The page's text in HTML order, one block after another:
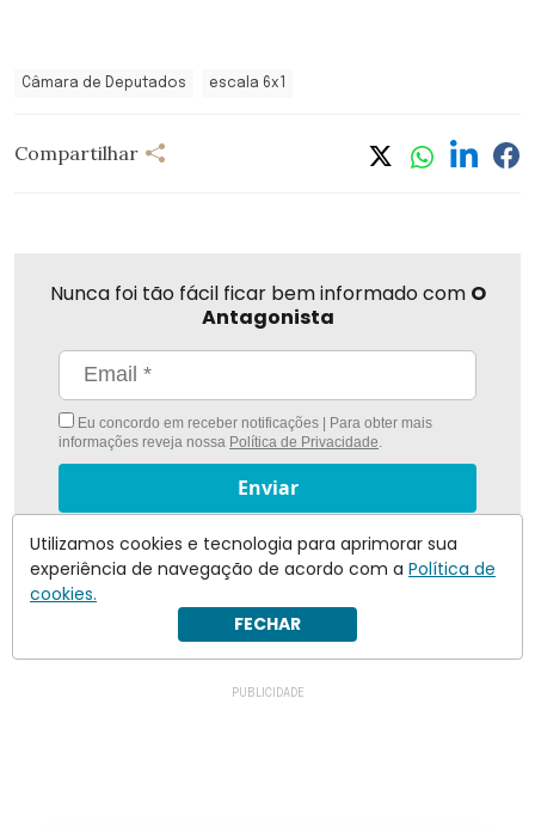
Câmara de Deputados escala 6x1
Compartilhar
Nunca foi tão fácil ficar bem informado com O
Antagonista
Eu concordo em receber notificações | Para obter mais
informações reveja nossa Política de Privacidade
Enviar
Inscreva-se
Utilizamos cookies e tecnologia para aprimorar sua
experiência de navegação de acordo com a Política de
cookies.
FECHAR